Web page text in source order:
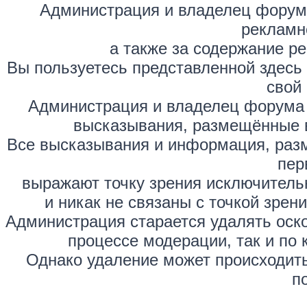
Администрация и владелец
а также за содержание
Вы пользуетесь представленной
свой
Администрация и владелец форума
высказывания, размещённые
Все высказывания и информация,
выражают точку зрения
и никак не связаны с точкой
Администрация старается удалять
процессе модерации, так и по
Однако удаление может